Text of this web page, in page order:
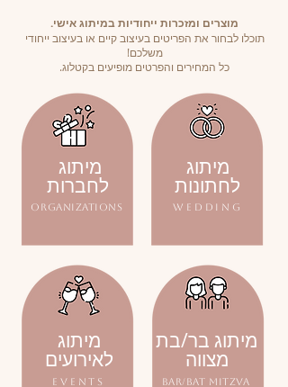
מוצרים ומזכרות ייחודיות במיתוג אישי.
תוכלו לבחור את הפריטים בעיצוב קיים או בעיצוב ייחודי
משלכם!
כל המחירים והפרטים מופיעים בקטלוג.
organizations
מיתוג
לחתונות
WEDDING
מיתוג
לחברות
מיתוג
לאירועים
EVENTS
מיתוג בר/בת
מצווה
BAR/BAT MITZva